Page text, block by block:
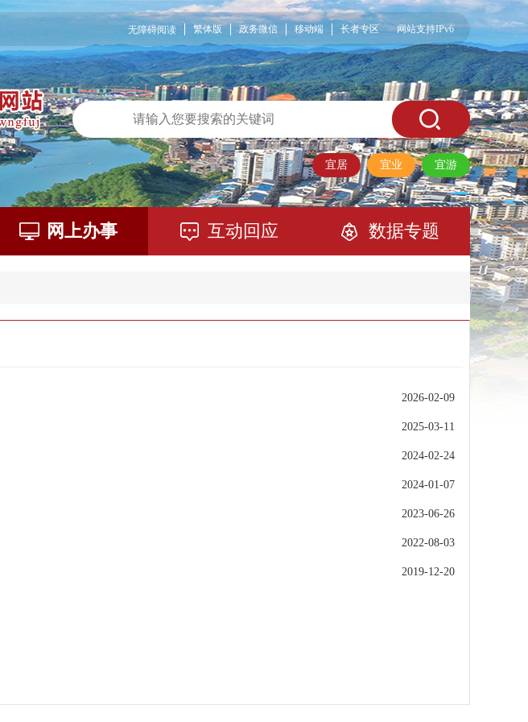
网站支持IPv6
无障碍阅读 繁体版 政务微信 移动端 长者专区
宜居 宜业 宜游
网上办事 互动回应 数据专题
2026-02-09
2025-03-11
2024-02-24
2024-01-07
2023-06-26
2022-08-03
2019-12-20